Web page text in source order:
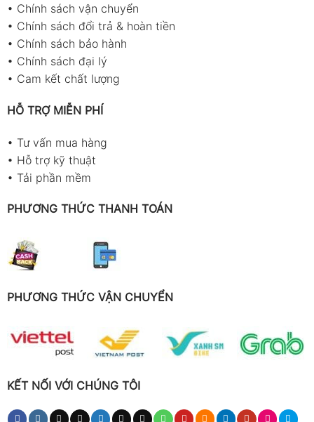
• Chính sách vận chuyển
• Chính sách đổi trả & hoàn tiền
• Chính sách bảo hành
• Chính sách đại lý
• Cam kết chất lượng
HỖ TRỢ MIỄN PHÍ
• Tư vấn mua hàng
• Hỗ trợ kỹ thuật
• Tải phần mềm
PHƯƠNG THỨC THANH TOÁN
PHƯƠNG THỨC VẬN CHUYỂN
KẾT NỐI VỚI CHÚNG TÔI